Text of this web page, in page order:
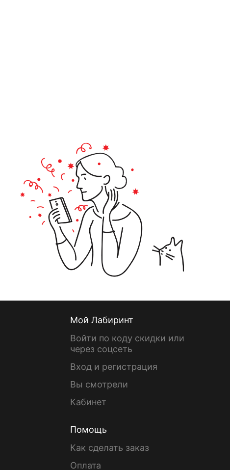
Мой Лабиринт
Войти по коду скидки или
через соцсеть
Вход и регистрация
Вы смотрели
Кабинет
Помощь
Как сделать заказ
Оплата